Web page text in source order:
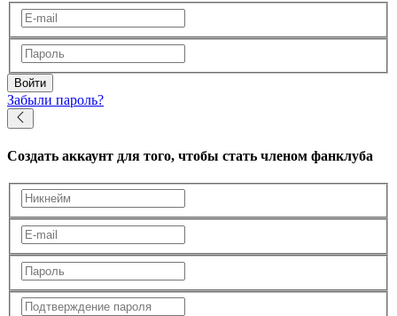
Войти
Забыли пароль?
Создать аккаунт для того, чтобы стать членом фанклуба